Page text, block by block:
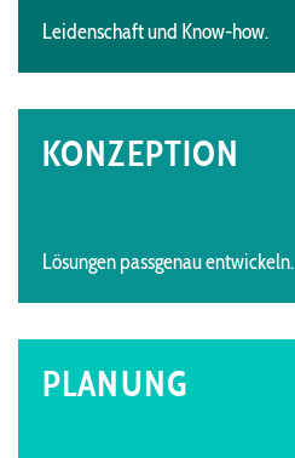
Leidenschaft und Know-how.
KONZEPTION
Lösungen passgenau entwickeln.
PLANUNG